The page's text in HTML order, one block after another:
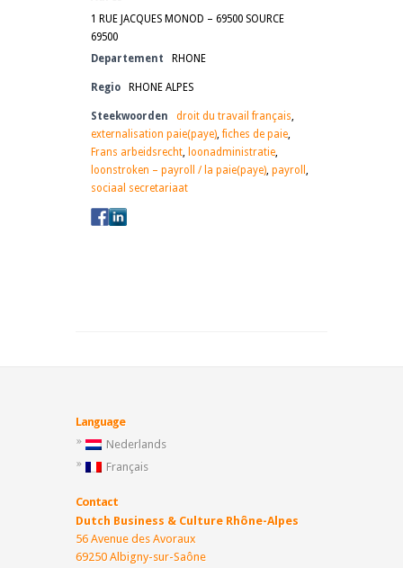
1 RUE JACQUES MONOD – 69500 ​​SOURCE
69500
Departement
RHONE
Regio RHONE ALPES
Steekwoorden droit du travail français,
externalisation paie(paye),fiches de paie,
Frans arbeidsrecht, loonadministratie,
loonstroken – payroll / la paie(paye), payroll ,
sociaal secretariaat
Language
Nederlands
Français
Contact
Dutch Business & Culture Rhône-Alpes
56 Avenue des Avoraux
69250 Albigny-sur-Saône